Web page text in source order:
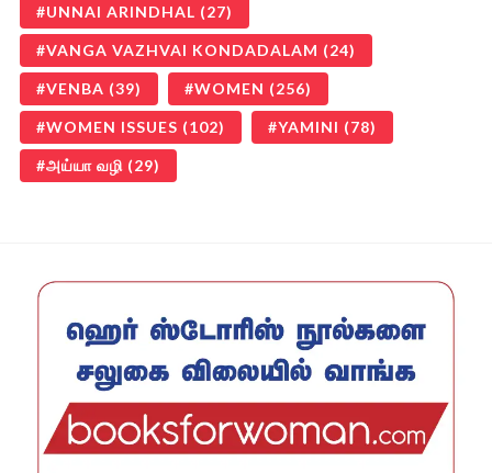
UNNAI ARINDHAL (27)
VANGA VAZHVAI KONDADALAM (24)
VENBA (39) WOMEN (256)
WOMEN ISSUES (102) YAMINI (78)
அய்யா வழி (29)